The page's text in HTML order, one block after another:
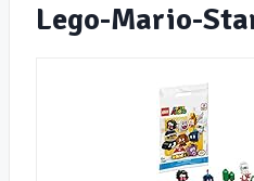
Lego-Mario-